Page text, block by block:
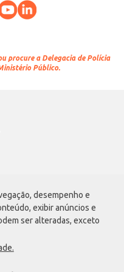
desempenho e
exibir anúncios e
ser alteradas, exceto
procure a Delegacia de Polícia
Público.
Vila Maria, São Paulo - SP | CEP
0001-09
e jurídicos: